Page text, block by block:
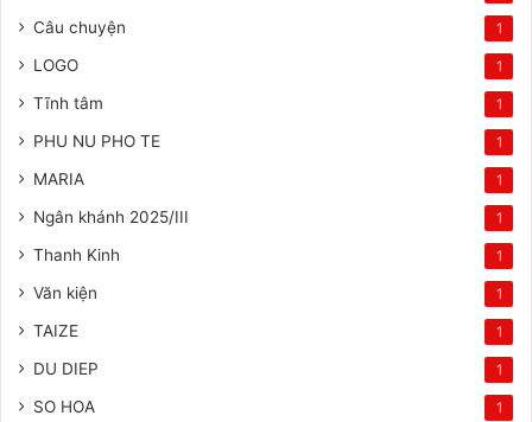
Câu chuyện 1
LOGO 1
Tĩnh tâm 1
PHU NU PHO TE 1
MARIA 1
Ngân khánh 2025/III 1
Thanh Kinh 1
Văn kiện 1
TAIZE 1
DU DIEP 1
SO HOA 1